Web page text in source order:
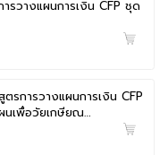
รวางแผนการเงิน CFP ชุด
รการวางแผนการเงิน CFP
นเพื่อวัยเกษียณ…